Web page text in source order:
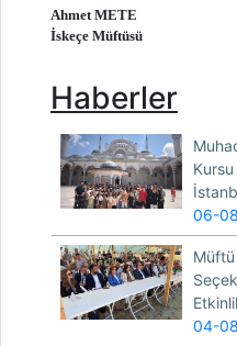
Ahmet METE
İskeçe Müftüsü
Haberler
06-
04-